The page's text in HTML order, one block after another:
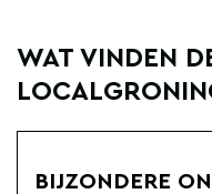
WAT VINDEN
BIJZONDERE